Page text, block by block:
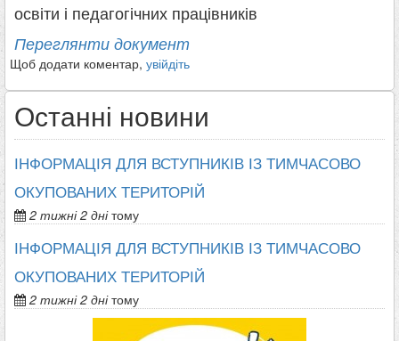
освіти і педагогічних працівників
Переглянти документ
Щоб додати коментар, увійдіть
Останні новини
ІНФОРМАЦІЯ ДЛЯ ВСТУПНИКІВ ІЗ ТИМЧАСОВО
ОКУПОВАНИХ ТЕРИТОРІЙ
2 тижні 2 днітому
ІНФОРМАЦІЯ ДЛЯ ВСТУПНИКІВ ІЗ ТИМЧАСОВО
ОКУПОВАНИХ ТЕРИТОРІЙ
2 тижні 2 днітому